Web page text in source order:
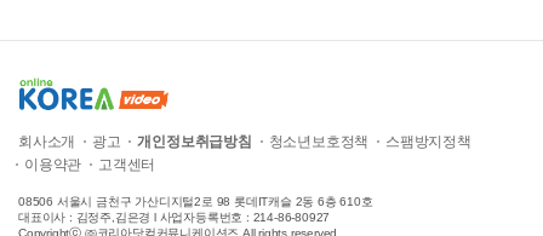
회사소개 광고 개인정보취급방침 청소년보호정책
스팸방지정책
이용약관
고객센터
08506 서울시 금천구 가산디지털2로 98 롯데IT캐슬 2동 6층 610호
대표이사 : 김정주,김은경 l 사업자등록번호 : 214-86-80927
Copyrightⓒ ㈜코리아닷컴커뮤니케이션즈 All rights reserved.